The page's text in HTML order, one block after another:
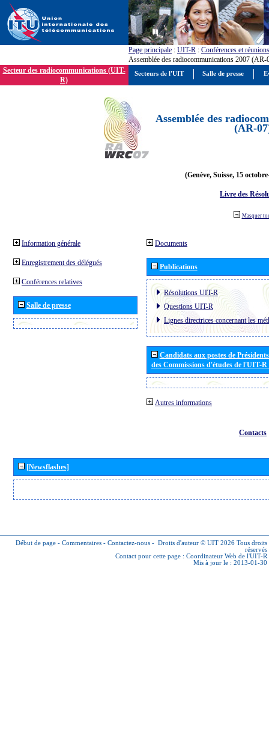
Page principale : UIT-R : Conférences et réunions
Assemblée des radiocommunications 2007 (AR-
Secteur des radiocommunications (UIT-
R)
Assemblée des
(AR-
(Genève, Suisse, 15
Livre des
Masquer
Information générale
Enregistrement des délégués
Conférences relatives
Salle de presse
Documents
Publications
Résolutions UIT-R
Questions UIT-R
Lignes directrices concernant les
Candidats aux postes de
des Commissions d'études de l'UIT-
Autres informations
Contacts
[Newsflashes]
Début de page - Commentaires - Contactez-nous - Droits d'auteur © UIT 2026 Tous droits
réservés
Contact pour cette page : Coordinateur Web de l'UIT-R
Mis à jour le : 2013-01-30
Secteurs de l'UIT Salle de presse